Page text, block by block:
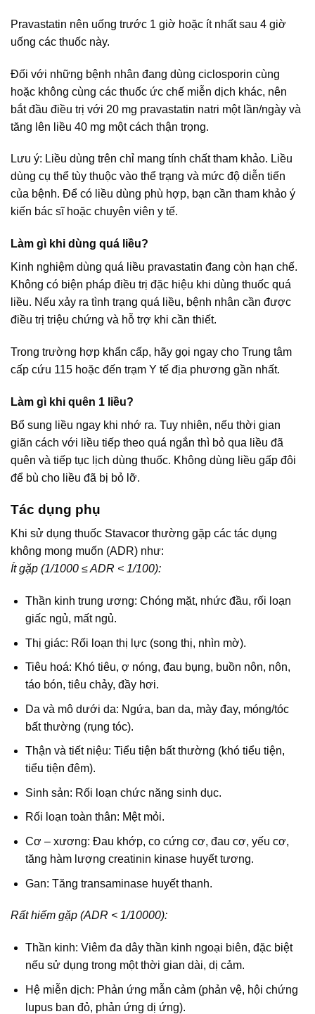
Pravastatin nên uống trước 1 giờ hoặc ít nhất sau 4 giờ
uống các thuốc này.
Đối với những bệnh nhân đang dùng ciclosporin cùng
hoặc không cùng các thuốc ức chế miễn dịch khác, nên
bắt đầu điều trị với 20 mg pravastatin natri một lần/ngày và
tăng lên liều 40 mg một cách thận trọng.
Lưu ý: Liều dùng trên chỉ mang tính chất tham khảo. Liều
dùng cụ thể tùy thuộc vào thể trạng và mức độ diễn tiến
của bệnh. Để có liều dùng phù hợp, bạn cần tham khảo ý
kiến bác sĩ hoặc chuyên viên y tế.
Làm gì khi dùng quá liều?
Kinh nghiệm dùng quá liều pravastatin đang còn hạn chế.
Không có biện pháp điều trị đặc hiệu khi dùng thuốc quá
liều. Nếu xảy ra tình trạng quá liều, bệnh nhân cần được
điều trị triệu chứng và hỗ trợ khi cần thiết.
Trong trường hợp khẩn cấp, hãy gọi ngay cho Trung tâm
cấp cứu 115 hoặc đến trạm Y tế địa phương gần nhất.
Làm gì khi quên 1 liều?
Bổ sung liều ngay khi nhớ ra. Tuy nhiên, nếu thời gian
giãn cách với liều tiếp theo quá ngắn thì bỏ qua liều đã
quên và tiếp tục lịch dùng thuốc. Không dùng liều gấp đôi
để bù cho liều đã bị bỏ lỡ.
Tác dụng phụ
Khi sử dụng thuốc Stavacor thường gặp các tác dụng
không mong muốn (ADR) như:
Ít gặp (1/1000 ≤ ADR < 1/100):
Thần kinh trung ương: Chóng mặt, nhức đầu, rối loạn
giấc ngủ, mất ngủ.
Thị giác: Rối loạn thị lực (song thị, nhìn mờ).
Tiêu hoá: Khó tiêu, ợ nóng, đau bụng, buồn nôn, nôn,
táo bón, tiêu chảy, đầy hơi.
Da và mô dưới da: Ngứa, ban da, mày đay, móng/tóc
bất thường (rụng tóc).
Thận và tiết niệu: Tiểu tiện bất thường (khó tiểu tiện,
tiểu tiện đêm).
Sinh sản: Rối loạn chức năng sinh dục.
Rối loạn toàn thân: Mệt mỏi.
Cơ – xương: Đau khớp, co cứng cơ, đau cơ, yếu cơ,
tăng hàm lượng creatinin kinase huyết tương.
Gan: Tăng transaminase huyết thanh.
Rất hiếm gặp (ADR < 1/10000):
Thần kinh: Viêm đa dây thần kinh ngoại biên, đặc biệt
nếu sử dụng trong một thời gian dài, dị cảm.
Hệ miễn dịch: Phản ứng mẫn cảm (phản vệ, hội chứng
lupus ban đỏ, phản ứng dị ứng).